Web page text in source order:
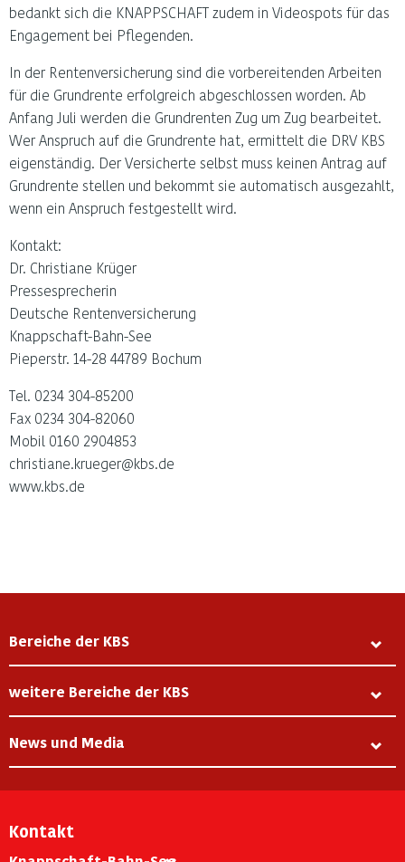
bedankt sich die KNAPPSCHAFT zudem in Videospots für das
Engagement bei Pflegenden.
In der Rentenversicherung sind die vorbereitenden Arbeiten
für die Grundrente erfolgreich abgeschlossen worden. Ab
Anfang Juli werden die Grundrenten Zug um Zug bearbeitet.
Wer Anspruch auf die Grundrente hat, ermittelt die DRV KBS
eigenständig. Der Versicherte selbst muss keinen Antrag auf
Grundrente stellen und bekommt sie automatisch ausgezahlt,
wenn ein Anspruch festgestellt wird.
Kontakt:
Dr. Christiane Krüger
Pressesprecherin
Deutsche Rentenversicherung
Knappschaft-Bahn-See
Pieperstr. 14-28 44789 Bochum
Tel. 0234 304-85200
Fax 0234 304-82060
Mobil 0160 2904853
christiane.krueger@kbs.de
www.kbs.de
Bereiche der KBS
weitere Bereiche der KBS
News und Media
Kontakt